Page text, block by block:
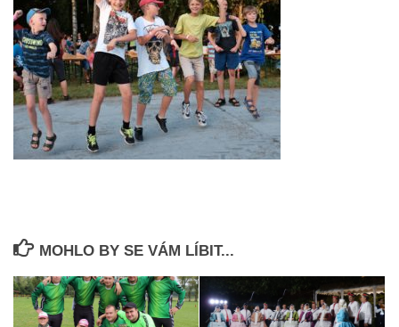
MOHLO BY SE VÁM LÍBIT...